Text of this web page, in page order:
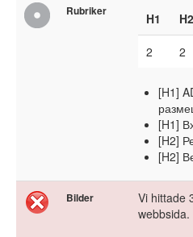
Rubriker H1 H2
2 2
[H1]
[H1]
[H2]
[H2]
Bilder
Vi hittade
webbsida.